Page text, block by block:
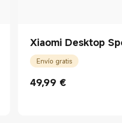
Xiaomi Desktop
Envío gratis
49,99 €
Current Price €49.99